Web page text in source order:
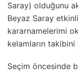
Saray) olduğunu
Beyaz Saray
kararnamelerimi
kelamların
Seçim öncesinde